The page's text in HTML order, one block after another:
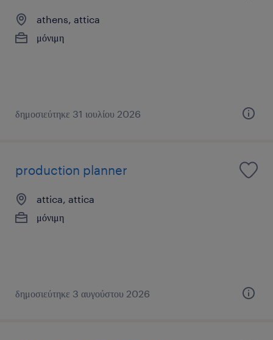
athens, attica
μόνιμη
δημοσιεύτηκε 31 ιουλίου 2026
production planner
attica, attica
μόνιμη
δημοσιεύτηκε 3 αυγούστου 2026